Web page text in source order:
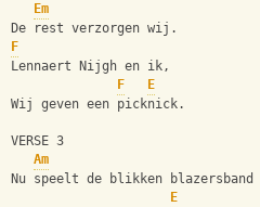
Em
De rest verzorgen wij.
F
Lennaert Nijgh en ik,
F
E
Wij geven een picknick.
VERSE 3
Am
Nu speelt de blikken blazersband
E